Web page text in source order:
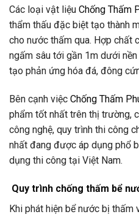
Các loại vật liệu Chống Thấm
thẩm thấu đặc biệt tạo thành
cho nước thấm qua. Hợp chất
ngấm sâu tới gần 1m dưới
tạo phản ứng hóa đá, đông
Bên cạnh việc Chống Thấm
phẩm tốt nhất trên thị trường,
công nghệ, quy trình thi công
nhất đang được áp dụng phổ
dụng thi công tại Việt Nam.
Quy trình chống thấm bể
Khi phát hiện bể nước bị